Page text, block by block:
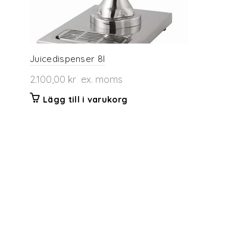
Juicedispenser 8l
2.100,00 kr ex. moms
Lägg till i varukorg